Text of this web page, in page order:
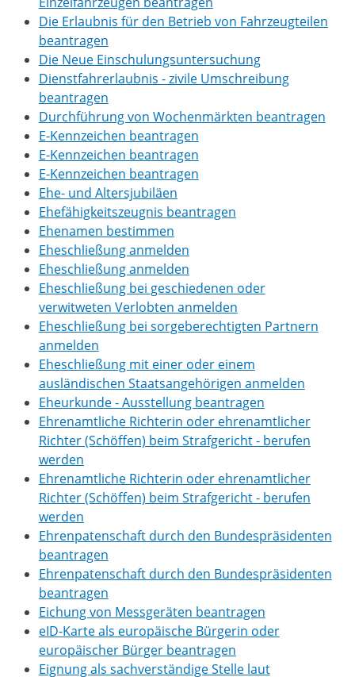
Die Erlaubnis für den Betrieb von Fahrzeugteilen
beantragen
Die Neue Einschulungsuntersuchung
Dienstfahrerlaubnis - zivile Umschreibung
beantragen
Durchführung von Wochenmärkten beantragen
E-Kennzeichen beantragen
E-Kennzeichen beantragen
E-Kennzeichen beantragen
Ehe- und Altersjubiläen
Ehefähigkeitszeugnis beantragen
Ehenamen bestimmen
Eheschließung anmelden
Eheschließung anmelden
Eheschließung bei geschiedenen oder
verwitweten Verlobten anmelden
Eheschließung bei sorgeberechtigten Partnern
anmelden
Eheschließung mit einer oder einem
ausländischen Staatsangehörigen anmelden
Eheurkunde - Ausstellung beantragen
Ehrenamtliche Richterin oder ehrenamtlicher
Richter (Schöffen) beim Strafgericht - berufen
werden
Ehrenamtliche Richterin oder ehrenamtlicher
Richter (Schöffen) beim Strafgericht - berufen
werden
Ehrenpatenschaft durch den Bundespräsidenten
beantragen
Ehrenpatenschaft durch den Bundespräsidenten
beantragen
Eichung von Messgeräten beantragen
eID-Karte als europäische Bürgerin oder
europäischer Bürger beantragen
Eignung als sachverständige Stelle laut